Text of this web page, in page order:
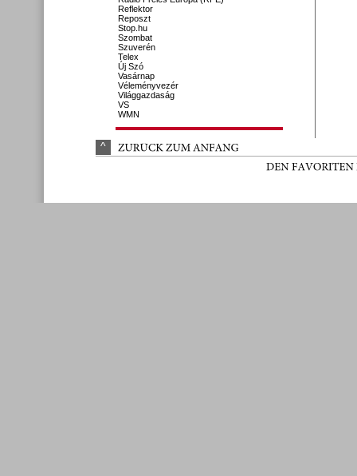
Reflektor
Reposzt
Stop.hu
Szombat
Szuverén
Telex
Új Szó
Vasárnap
Véleményvezér
Világgazdaság
VS
WMN
^ ZURÜCK ZUM ANFANG
DEN FAVORITEN